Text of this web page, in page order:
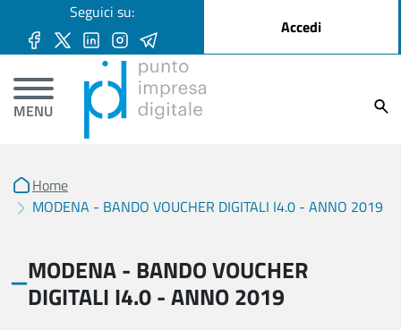
Seguici su: User account menu
Accedi
MENU
Home
MODENA - BANDO VOUCHER DIGITALI I4.0 - ANNO 2019
MODENA - BANDO VOUCHER
DIGITALI I4.0 - ANNO 2019